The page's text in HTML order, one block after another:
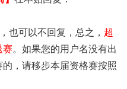
也可以不回复，总之， 超
赛。如果您的用户名没有出
，请移步本届资格赛按照